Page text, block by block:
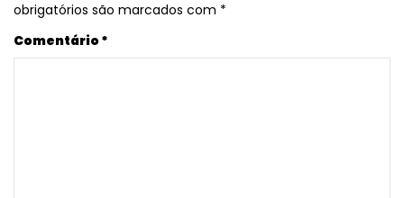
obrigatórios são marcados com *
Comentário*